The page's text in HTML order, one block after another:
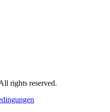
rights reserved.